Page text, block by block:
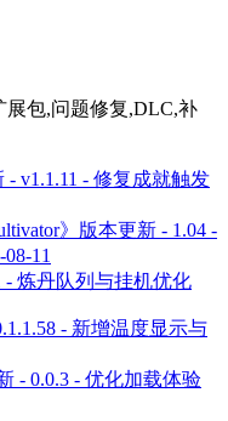
展包,问题修复,DLC,补
- v1.1.11 - 修复成就触发
》版本更新 - 1.04 -
08-11
- 炼丹队列与挂机优化
- 新增温度显示与
- 0.0.3 - 优化加载体验